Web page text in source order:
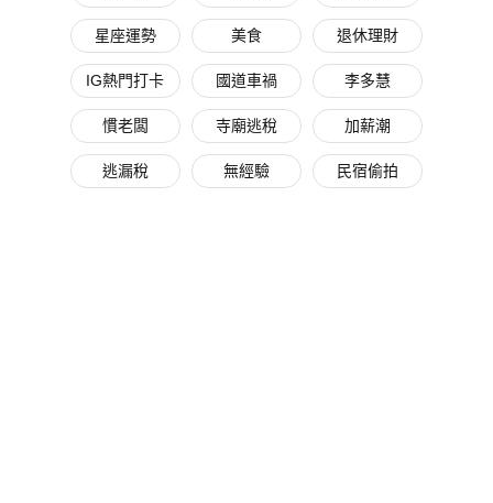
星座運勢 美食 退休理財
IG熱門打卡 國道車禍 李多慧
慣老闆 寺廟逃稅 加薪潮
逃漏稅 無經驗 民宿偷拍